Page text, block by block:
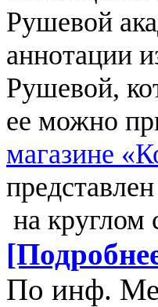
Рушевой
аннотации
Рушевой,
ее можно
магазине
на круглом
По инф.